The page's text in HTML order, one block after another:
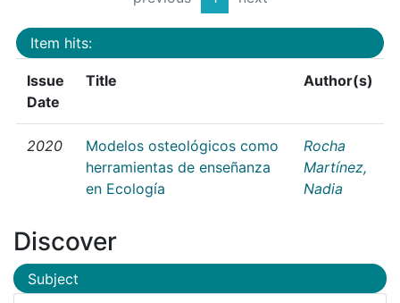
Item hits:
Issue
Date
Title Author(s)
2020
Modelos osteológicos como
herramientas de enseñanza
en Ecología
Rocha
Martínez,
Nadia
Discover
Subject